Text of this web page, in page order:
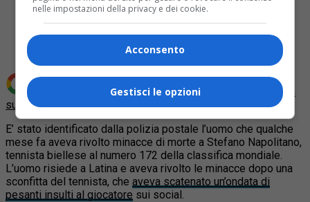
Share
Tweet
Aggiungi Quotidiano Piemontese come
Fonte preferita
su Google
E’ stato identificato dalla polizia postale l’uomo che qualche
mese fa aveva rivolto minacce di morte a Stefano Napolitano,
tennista biellese al numero 172 della classifica mondiale.
L’uomo risiede a Latina e aveva rivolto le minacce dopo una
sconfitta del tennista, che aveva scatenato un’ondata di
pesanti insulti al giocatore sui social.
nelle impostazioni della privacy e dei cookie.
Acconsento
Gestisci le opzioni